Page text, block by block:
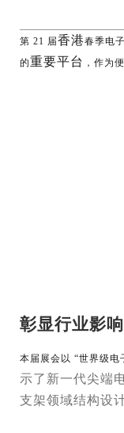
第 21 届香港春季电
的重要平台 ，作为
彰显行业影
本届展会以 “世界级
示了新一代尖端
支架领域结构设